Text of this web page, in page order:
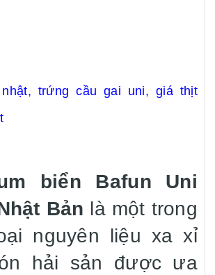
trứng cầu gai uni, giá thịt
biển Bafun Uni
Bản là một trong
nguyên liệu xa xỉ
hải sản được ưa